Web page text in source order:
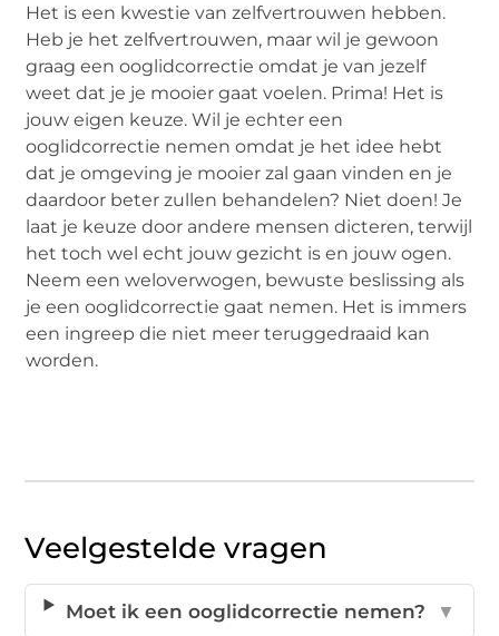
Het is een kwestie van zelfvertrouwen hebben.
Heb je het zelfvertrouwen, maar wil je gewoon
graag een ooglidcorrectie omdat je van jezelf
weet dat je je mooier gaat voelen. Prima! Het is
jouw eigen keuze. Wil je echter een
ooglidcorrectie nemen omdat je het idee hebt
dat je omgeving je mooier zal gaan vinden en je
daardoor beter zullen behandelen? Niet doen! Je
laat je keuze door andere mensen dicteren, terwijl
het toch wel echt jouw gezicht is en jouw ogen.
Neem een weloverwogen, bewuste beslissing als
je een ooglidcorrectie gaat nemen. Het is immers
een ingreep die niet meer teruggedraaid kan
worden.
Veelgestelde vragen
Moet ik een ooglidcorrectie nemen? ▼